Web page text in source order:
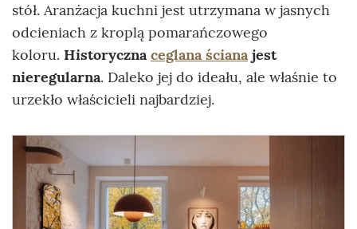
stół. Aranżacja kuchni jest utrzymana w jasnych
odcieniach z kroplą pomarańczowego
koloru. Historycznaceglana ścianajest
nieregularna. Daleko jej do ideału, ale właśnie to
urzekło właścicieli najbardziej.